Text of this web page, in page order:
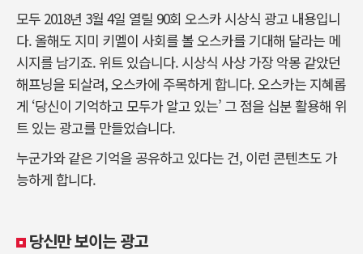
모두 2018년 3월 4일 열릴 90회 오스카 시상식 광고 내용입니
다. 올해도 지미 키멜이 사회를 볼 오스카를 기대해 달라는 메
시지를 남기죠. 위트 있습니다. 시상식 사상 가장 악몽 같았던
해프닝을 되살려, 오스카에 주목하게 합니다. 오스카는 지혜롭
게 ‘당신이 기억하고 모두가 알고 있는’ 그 점을 십분 활용해 위
트 있는 광고를 만들었습니다.
누군가와 같은 기억을 공유하고 있다는 건, 이런 콘텐츠도 가
능하게 합니다.
당신만 보이는 광고